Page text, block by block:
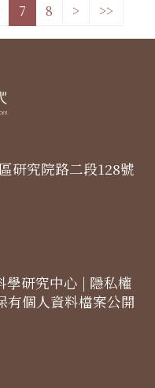
7 8 > >>
研究院路二段128號
學研究中心 | 隱私權
有個人資料檔案公開